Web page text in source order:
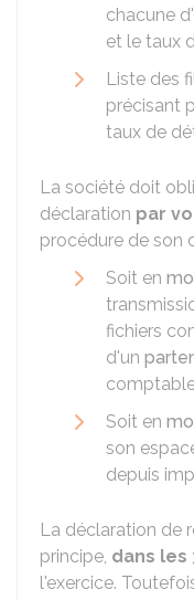
chacune
et le taux
Liste des
précisant
taux de
La société doit
déclaration par
procédure de son
Soit en
fichiers
d'un
Soit en
son
depuis
La déclaration de
principe, dans les
l'exercice.